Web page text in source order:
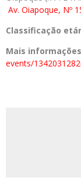
Av. Oiapoque, Nº
Classificação
Mais
events/